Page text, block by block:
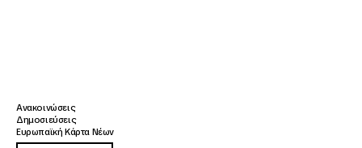
Ανακοινώσεις
Δημοσιεύσεις
Ευρωπαϊκή Κάρτα Νέων